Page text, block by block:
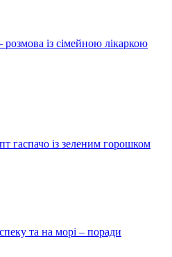
із сімейною лікаркою
гаспачо із зеленим горошком
та на морі – поради